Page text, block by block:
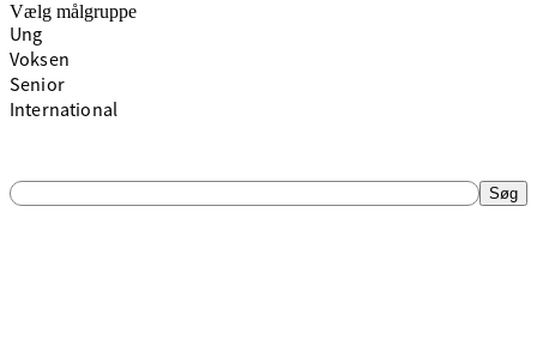
Vælg målgruppe
Ung
Voksen
Senior
International
Søgefelt Søg